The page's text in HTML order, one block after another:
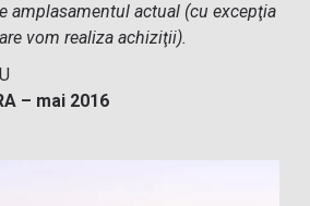
amplasamentul actual (cu excepţia
vom realiza achiziţii).
– mai 2016